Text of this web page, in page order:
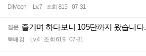
DiMoon Lv.7 조회 815 07-31
질문 즐기며 하다보니 105단까지 왔습니다.
뚝배깅 Lv.4 조회 619 07-31